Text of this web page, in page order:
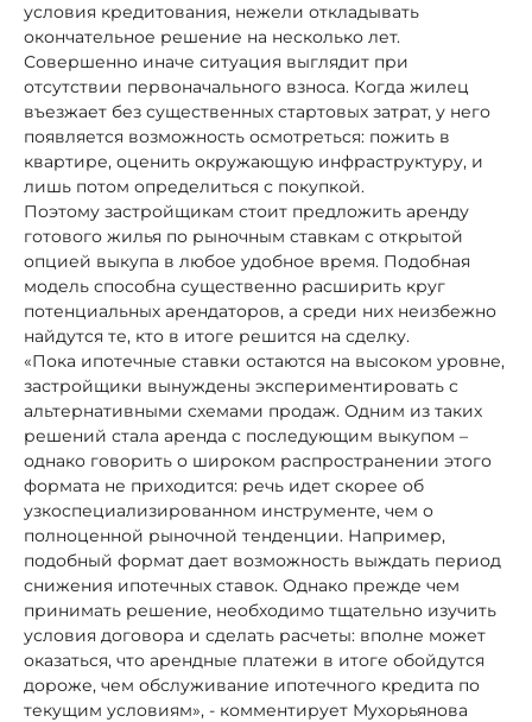
условия кредитования, нежели откладывать
окончательное решение на несколько лет.
Совершенно иначе ситуация выглядит при
отсутствии первоначального взноса. Когда жилец
въезжает без существенных стартовых затрат, у него
появляется возможность осмотреться: пожить в
квартире, оценить окружающую инфраструктуру, и
лишь потом определиться с покупкой.
Поэтому застройщикам стоит предложить аренду
готового жилья по рыночным ставкам с открытой
опцией выкупа в любое удобное время. Подобная
модель способна существенно расширить круг
потенциальных арендаторов, а среди них неизбежно
найдутся те, кто в итоге решится на сделку.
«Пока ипотечные ставки остаются на высоком уровне,
застройщики вынуждены экспериментировать с
альтернативными схемами продаж. Одним из таких
решений стала аренда с последующим выкупом –
однако говорить о широком распространении этого
формата не приходится: речь идет скорее об
узкоспециализированном инструменте, чем о
полноценной рыночной тенденции. Например,
подобный формат дает возможность выждать период
снижения ипотечных ставок. Однако прежде чем
принимать решение, необходимо тщательно изучить
условия договора и сделать расчеты: вполне может
оказаться, что арендные платежи в итоге обойдутся
дороже, чем обслуживание ипотечного кредита по
текущим условиям», - комментирует Мухорьянова